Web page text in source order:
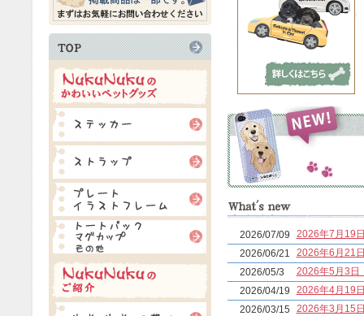
2026/07/09
2026年7月19
2026/06/21
2026年6月21
2026/05/3
2026年5月3日
2026/04/19
2026年4月19
2026/03/15
2026年3月15